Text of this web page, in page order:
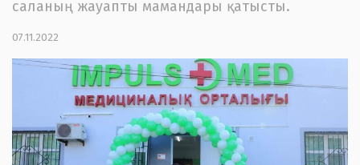
саланың жауапты мамандары қатысты.
07.11.2022